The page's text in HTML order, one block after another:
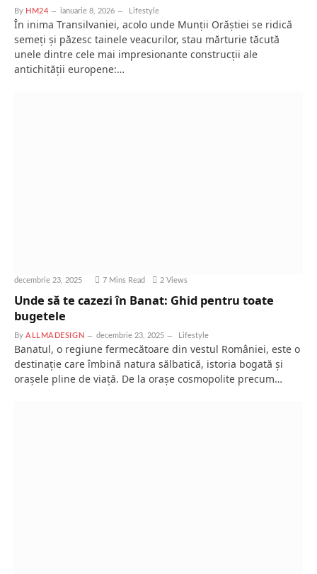
By HM24 ianuarie 8, 2026 Lifestyle
În inima Transilvaniei, acolo unde Munții Orăștiei se ridică
semeți și păzesc tainele veacurilor, stau mărturie tăcută
unele dintre cele mai impresionante construcții ale
antichității europene:…
decembrie 23, 2025 7 Mins Read 2 Views
Unde să te cazezi în Banat: Ghid pentru toate
bugetele
By ALLMADESIGN decembrie 23, 2025 Lifestyle
Banatul, o regiune fermecătoare din vestul României, este o
destinație care îmbină natura sălbatică, istoria bogată și
orașele pline de viață. De la orașe cosmopolite precum…